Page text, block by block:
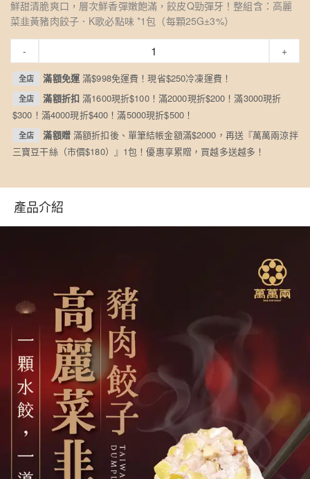
鮮甜清脆爽口，層次鮮香彈嫩飽滿，餃皮Q勁彈牙！整組含：高麗
菜韭黃豬肉餃子．K歌必點味 *1包（每顆25G±3%）
- +
全店 滿額免運滿$998免運費！現省$250冷凍運費！
全店 滿額折扣滿1600現折$100！滿2000現折$200！滿3000現折
$300！滿4000現折$400！滿5000現折$500！
全店 滿額贈 滿額折扣後、單筆結帳金額滿$2000，再送『萬萬兩涼拌
三寶豆干絲（市價$180）』1包！優惠享累贈，買越多送越多！
產品介紹